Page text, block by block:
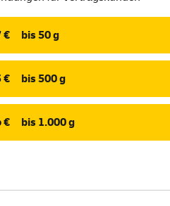
€ bis 50 g
€ bis 500 g
€ bis 1.000 g